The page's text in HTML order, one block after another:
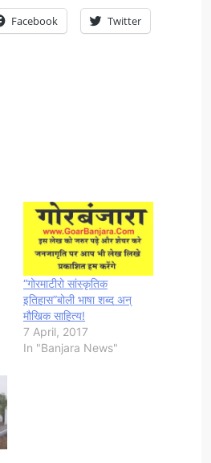
Facebook Twitter
“गोरमाटीरो सांस्कृतिक
इतिहास”बोली भाषा शब्द अन्
मौखिक साहित्य!
7 April, 2017
In "Banjara News"